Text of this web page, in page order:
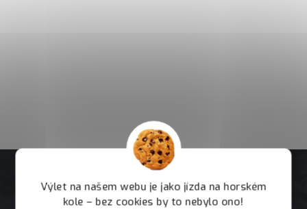
Výlet na našem webu je jako jízda na horském
kole – bez cookies by to nebylo ono!